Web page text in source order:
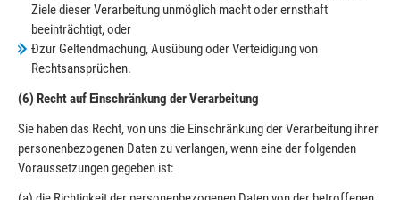
Ziele dieser Verarbeitung unmöglich macht oder ernsthaft
beeinträchtigt, oder
Ðzur Geltendmachung, Ausübung oder Verteidigung von
Rechtsansprüchen.
(6) Recht auf Einschränkung der Verarbeitung
Sie haben das Recht, von uns die Einschränkung der Verarbeitung ihrer
personenbezogenen Daten zu verlangen, wenn eine der folgenden
Voraussetzungen gegeben ist: